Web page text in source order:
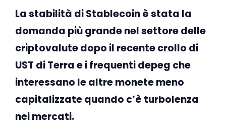
La stabilità di Stablecoin è stata la
domanda più grande nel settore delle
criptovalute dopo il recente crollo di
UST di Terra e i frequenti depeg che
interessano le altre monete meno
capitalizzate quando c’è turbolenza
nei mercati.